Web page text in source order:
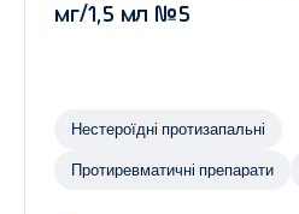
мг/1,5 мл №5
Нестероїдні протизапальні
Протиревматичні препарати